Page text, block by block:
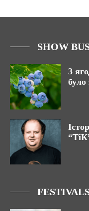
SHOW
3
було